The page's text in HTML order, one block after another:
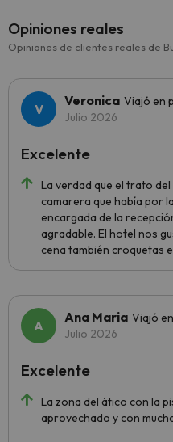
Opiniones reales
Opiniones de clientes reales de
Veronica Viajó en
Julio 2026
La verdad que el trato
camarera que había por
encargada de la
agradable. El hotel nos
cena también croquetas
Excelente
Ana Maria Viajó
Julio 2026
La zona del ático con la
aprovechado y con
Excelente